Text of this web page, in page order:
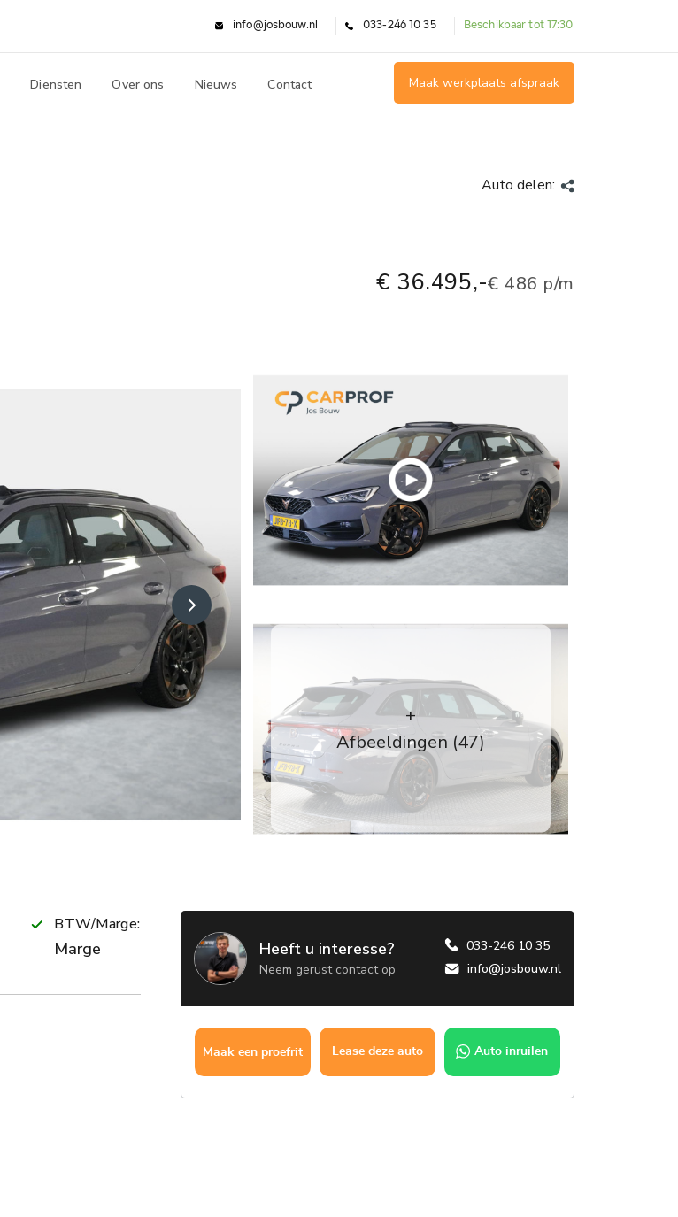
info@josbouw.nl 033-246 10 35 Beschikbaar tot 17:30
Diensten Over ons Nieuws Contact Maak werkplaats afspraak
Auto delen:
€ 36.495,-€ 486 p/m
+
Afbeeldingen (47)
BTW/Marge:
Marge Heeft u interesse?
Neem gerust contact op
033-246 10 35
info@josbouw.nl
Maak een proefrit Lease deze auto Auto inruilen